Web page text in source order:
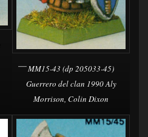
MM15-43 (dp 205033-45)
Guerrero del clan 1990 Aly
Morrison, Colin Dixon